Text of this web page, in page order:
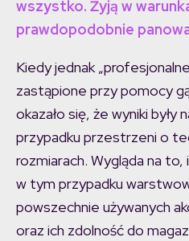
wszystko. Żyją w
prawdopodobnie
Kiedy jednak
zastąpione przy pomocy
okazało się, że wyniki były
przypadku przestrzeni o
rozmiarach. Wygląda na
w tym przypadku
powszechnie używanych
oraz ich zdolność do